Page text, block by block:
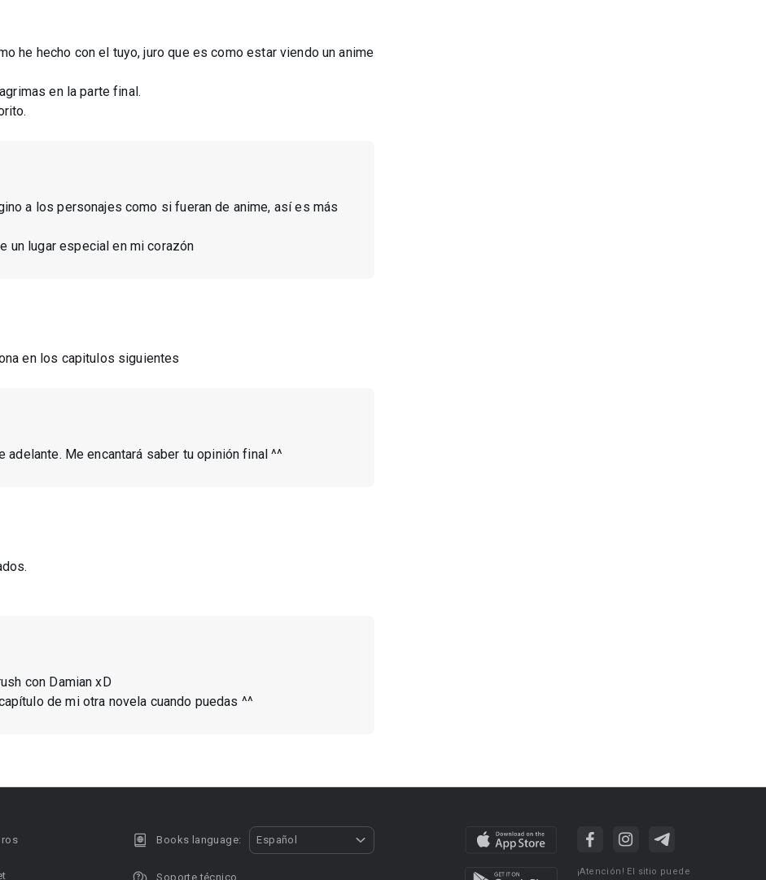
he hecho con el tuyo, juro que es como estar viendo un anime
en la parte final.
a los personajes como si fueran de anime, así es más
un lugar especial en mi corazón
en los capitulos siguientes
adelante. Me encantará saber tu opinión final ^^
con Damian xD
de mi otra novela cuando puedas ^^
Books language: Español
Soporte técnico
¡Atención! El sitio puede